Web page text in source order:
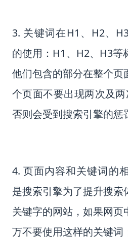
3. 关键词在H1、H2、
的使用：H1、H2、H3等
他们包含的部分在整个页
个页面不要出现两次及
否则会受到搜索引擎的惩
4. 页面内容和关键词的
是搜索引擎为了提升搜索
关键字的网站，如果网
万不要使用这样的关键词